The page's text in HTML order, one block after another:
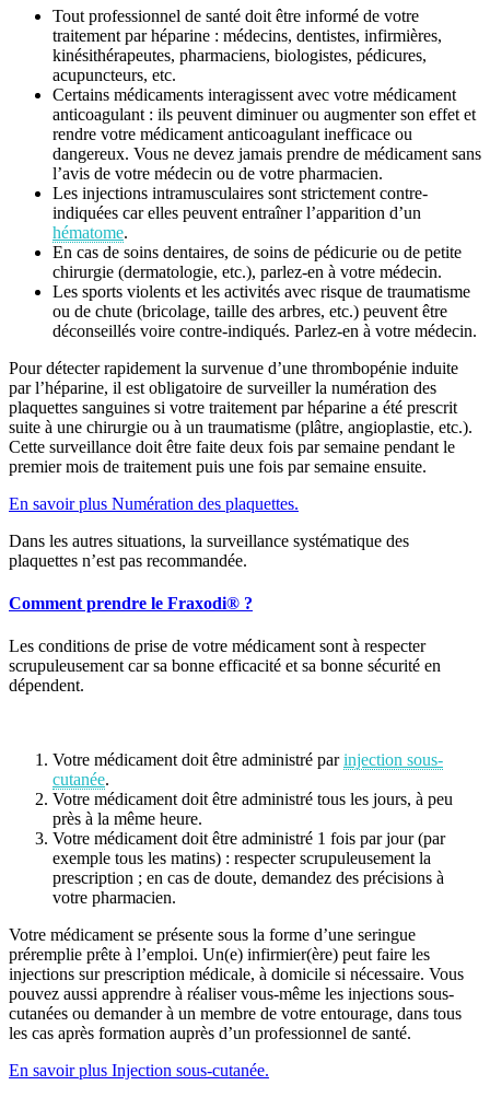
Tout professionnel de santé doit être informé de votre
traitement par héparine : médecins, dentistes, infirmières,
kinésithérapeutes, pharmaciens, biologistes, pédicures,
acupuncteurs, etc.
Certains médicaments interagissent avec votre médicament
anticoagulant : ils peuvent diminuer ou augmenter son effet et
rendre votre médicament anticoagulant inefficace ou
dangereux. Vous ne devez jamais prendre de médicament sans
l’avis de votre médecin ou de votre pharmacien.
Les injections intramusculaires sont strictement contre-
indiquées car elles peuvent entraîner l’apparition d’un
hématome.
En cas de soins dentaires, de soins de pédicurie ou de petite
chirurgie (dermatologie, etc.), parlez-en à votre médecin.
Les sports violents et les activités avec risque de traumatisme
ou de chute (bricolage, taille des arbres, etc.) peuvent être
déconseillés voire contre-indiqués. Parlez-en à votre médecin.
Pour détecter rapidement la survenue d’une thrombopénie induite
par l’héparine, il est obligatoire de surveiller la numération des
plaquettes sanguines si votre traitement par héparine a été prescrit
suite à une chirurgie ou à un traumatisme (plâtre, angioplastie, etc.).
Cette surveillance doit être faite deux fois par semaine pendant le
premier mois de traitement puis une fois par semaine ensuite.
En savoir plus Numération des plaquettes.
Dans les autres situations, la surveillance systématique des
plaquettes n’est pas recommandée.
Comment prendre le Fraxodi® ?
Les conditions de prise de votre médicament sont à respecter
scrupuleusement car sa bonne efficacité et sa bonne sécurité en
dépendent.
Votre médicament doit être administré parinjection sous-
cutanée.
Votre médicament doit être administré tous les jours, à peu
près à la même heure.
Votre médicament doit être administré 1 fois par jour (par
exemple tous les matins) : respecter scrupuleusement la
prescription ; en cas de doute, demandez des précisions à
votre pharmacien.
Votre médicament se présente sous la forme d’une seringue
préremplie prête à l’emploi. Un(e) infirmier(ère) peut faire les
injections sur prescription médicale, à domicile si nécessaire. Vous
pouvez aussi apprendre à réaliser vous-même les injections sous-
cutanées ou demander à un membre de votre entourage, dans tous
les cas après formation auprès d’un professionnel de santé.
En savoir plus Injection sous-cutanée.